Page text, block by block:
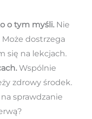
o tym myśli.Nie
Może dostrzega
się na lekcjach.
Wspólnie
zdrowy środek.
sprawdzanie